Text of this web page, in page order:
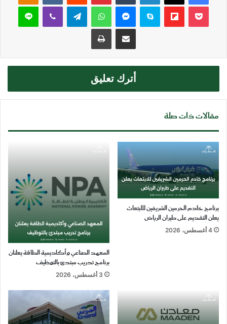
‫Pocket
Flipboardسكايبماسنجرواتسابتيلقرام ڤايبر لاين
مشاركة عبر البريد طباعة
أترك تعليق
مقالات ذات صلة
برنامج خادم الحرمين الشريفين للابتعاث
يعلن التقديم على طيران الرياض
4 أغسطس، 2026
المعهد الصناعي وأكاديمية الطاقة يعلنان
برنامج تدريب مبتدئ بالتوظيف
3 أغسطس، 2026